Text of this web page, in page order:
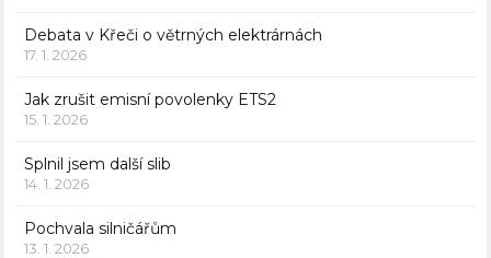
Debata v Křeči o větrných elektrárnách
17. 1. 2026
Jak zrušit emisní povolenky ETS2
15. 1. 2026
Splnil jsem další slib
14. 1. 2026
Pochvala silničářům
13. 1. 2026